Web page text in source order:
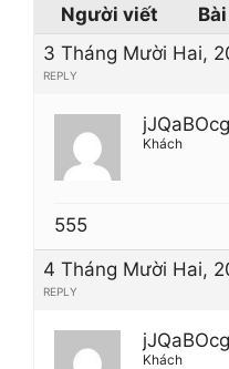
Người viết
3 Tháng Mười Hai,
REPLY
jJQaBOcg
Khách
555
4 Tháng Mười Hai,
REPLY
jJQaBOcg
Khách